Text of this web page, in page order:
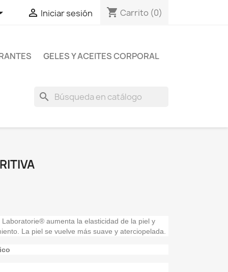
 Iniciar sesión shopping_cart Carrito (0)
GELES Y ACEITES CORPORAL
search
aumenta la elasticidad de la piel y
La piel se vuelve más suave y aterciopelada.